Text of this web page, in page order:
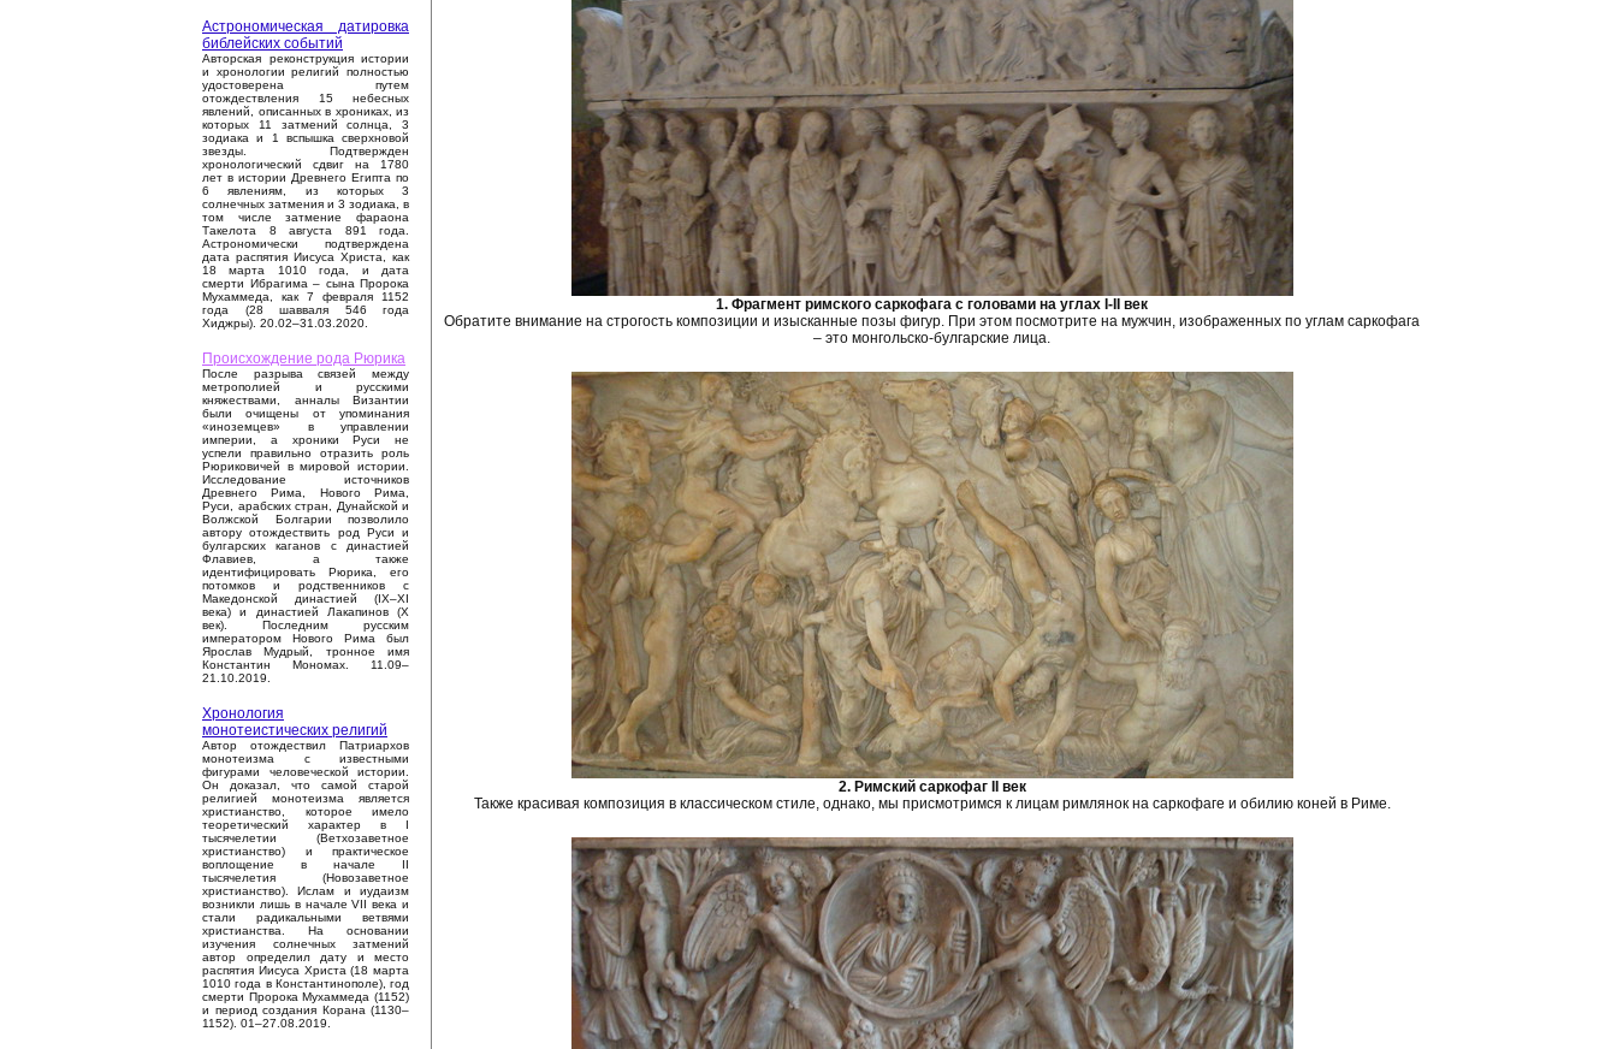
Астрономическая датировка
библейских событий
Авторская реконструкция истории
и хронологии религий полностью
удостоверена путем
отождествления 15 небесных
явлений, описанных в хрониках, из
которых 11 затмений солнца, 3
зодиака и 1 вспышка сверхновой
звезды. Подтвержден
хронологический сдвиг на 1780
лет в истории Древнего Египта по
6 явлениям, из которых 3
солнечных затмения и 3 зодиака, в
том числе затмение фараона
Такелота 8 августа 891 года.
Астрономически подтверждена
дата распятия Иисуса Христа, как
18 марта 1010 года, и дата
смерти Ибрагима – сына Пророка
Мухаммеда, как 7 февраля 1152
года (28 шавваля 546 года
Хиджры). 20.02–31.03.2020.
Происхождение рода Рюрика
После разрыва связей между
метрополией и русскими
княжествами, анналы Византии
были очищены от упоминания
«иноземцев» в управлении
империи, а хроники Руси не
успели правильно отразить роль
Рюриковичей в мировой истории.
Исследование источников
Древнего Рима, Нового Рима,
Руси, арабских стран, Дунайской и
Волжской Болгарии позволило
автору отождествить род Руси и
булгарских каганов с династией
Флавиев, а также
идентифицировать Рюрика, его
потомков и родственников с
Македонской династией (IX–XI
века) и династией Лакапинов (X
век). Последним русским
императором Нового Рима был
Ярослав Мудрый, тронное имя
Константин Мономах. 11.09–
21.10.2019.
Хронология
монотеистических религий
Автор отождествил Патриархов
монотеизма с известными
фигурами человеческой истории.
Он доказал, что самой старой
религией монотеизма является
христианство, которое имело
теоретический характер в I
тысячелетии (Ветхозаветное
христианство) и практическое
воплощение в начале II
тысячелетия (Новозаветное
христианство). Ислам и иудаизм
возникли лишь в начале VII века и
стали радикальными ветвями
христианства. На основании
изучения солнечных затмений
автор определил дату и место
распятия Иисуса Христа (18 марта
1010 года в Константинополе), год
смерти Пророка Мухаммеда (1152)
и период создания Корана (1130–
1152). 01–27.08.2019.
1. Фрагмент римского саркофага с головами на углах I-II век
Обратите внимание на строгость композиции и изысканные позы фигур. При этом посмотрите на мужчин, изображенных по углам саркофага
– это монгольско-булгарские лица.
2. Римский саркофаг II век
Также красивая композиция в классическом стиле, однако, мы присмотримся к лицам римлянок на саркофаге и обилию коней в Риме.